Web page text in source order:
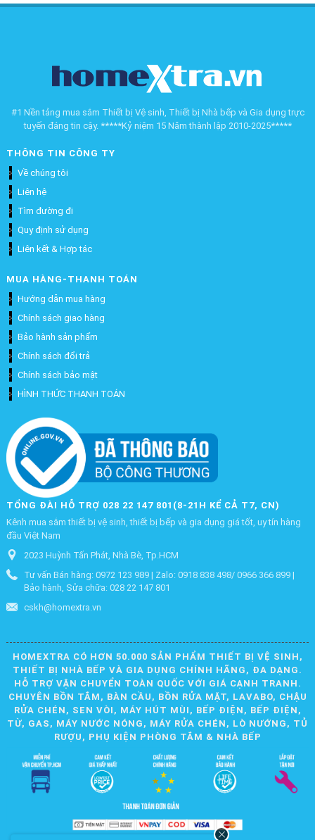
#1 Nền tảng mua sắm Thiết bị Vệ sinh, Thiết bị Nhà bếp và Gia dụng trực
tuyến đáng tin cậy. *****Kỷ niệm 15 Năm thành lập 2010-2025*****
THÔNG TIN CÔNG TY
Về chúng tôi
Liên hệ
Tìm đường đi
Quy định sử dụng
Liên kết & Hợp tác
MUA HÀNG-THANH TOÁN
Hướng dẫn mua hàng
Chính sách giao hàng
Bảo hành sản phẩm
Chính sách đổi trả
Chính sách bảo mật
HÌNH THỨC THANH TOÁN
TỔNG ĐÀI HỖ TRỢ 028 22 147 801(8-21H KỂ CẢ T7, CN)
Kênh mua sắm thiết bị vệ sinh, thiết bị bếp và gia dụng giá tốt, uy tín hàng
đầu Việt Nam
2023 Huỳnh Tấn Phát, Nhà Bè, Tp.HCM
Tư vấn Bán hàng: 0972 123 989 | Zalo: 0918 838 498/ 0966 366 899 |
Bảo hành, Sửa chữa: 028 22 147 801
cskh@homextra.vn
HOMEXTRA CÓ HƠN 50.000 SẢN PHẨM THIẾT BỊ VỆ SINH,
THIẾT BỊ NHÀ BẾP VÀ GIA DỤNG CHÍNH HÃNG, ĐA DẠNG.
HỖ TRỢ VẬN CHUYỂN TOÀN QUỐC VỚI GIÁ CẠNH TRANH.
CHUYÊN BỒN TẮM, BÀN CẦU, BỒN RỬA MẶT, LAVABO, CHẬU
RỬA CHÉN, SEN VÒI, MÁY HÚT MÙI, BẾP ĐIỆN, BẾP ĐIỆN,
TỪ, GAS, MÁY NƯỚC NÓNG, MÁY RỬA CHÉN, LÒ NƯỚNG, TỦ
RƯỢU, PHỤ KIỆN PHÒNG TẮM & NHÀ BẾP